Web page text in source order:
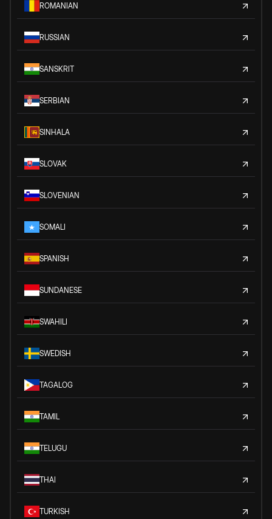
ROMANIAN
RUSSIAN
SANSKRIT
SERBIAN
SINHALA
SLOVAK
SLOVENIAN
SOMALI
SPANISH
SUNDANESE
SWAHILI
SWEDISH
TAGALOG
TAMIL
TELUGU
THAI
TURKISH